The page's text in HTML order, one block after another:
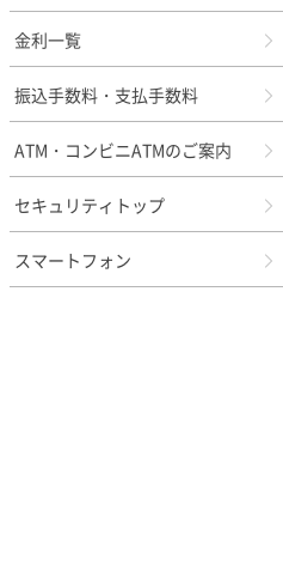
金利一覧
振込手数料・支払手数料
ATM・コンビニATMのご案内
セキュリティトップ
スマートフォン